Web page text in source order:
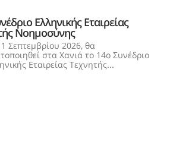
Ελληνικής Εταιρείας
Νοημοσύνης
Σεπτεμβρίου 2026, θα
στα Χανιά το 14ο Συνέδριο
Εταιρείας Τεχνητής...